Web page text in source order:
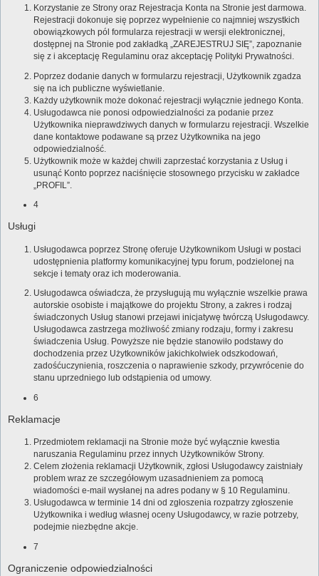
Korzystanie ze Strony oraz Rejestracja Konta na Stronie jest darmowa.
Rejestracji dokonuje się poprzez wypełnienie co najmniej wszystkich
obowiązkowych pól formularza rejestracji w wersji elektronicznej,
dostępnej na Stronie pod zakładką „ZAREJESTRUJ SIĘ”, zapoznanie
się z i akceptację Regulaminu oraz akceptację Polityki Prywatności.
Poprzez dodanie danych w formularzu rejestracji, Użytkownik zgadza
się na ich publiczne wyświetlanie.
Każdy użytkownik może dokonać rejestracji wyłącznie jednego Konta.
Usługodawca nie ponosi odpowiedzialności za podanie przez
Użytkownika nieprawdziwych danych w formularzu rejestracji. Wszelkie
dane kontaktowe podawane są przez Użytkownika na jego
odpowiedzialność.
Użytkownik może w każdej chwili zaprzestać korzystania z Usług i
usunąć Konto poprzez naciśnięcie stosownego przycisku w zakładce
„PROFIL”.
4
Usługi
Usługodawca poprzez Stronę oferuje Użytkownikom Usługi w postaci
udostępnienia platformy komunikacyjnej typu forum, podzielonej na
sekcje i tematy oraz ich moderowania.
Usługodawca oświadcza, że przysługują mu wyłącznie wszelkie prawa
autorskie osobiste i majątkowe do projektu Strony, a zakres i rodzaj
świadczonych Usług stanowi przejawi inicjatywę twórczą Usługodawcy.
Usługodawca zastrzega możliwość zmiany rodzaju, formy i zakresu
świadczenia Usług. Powyższe nie będzie stanowiło podstawy do
dochodzenia przez Użytkowników jakichkolwiek odszkodowań,
zadośćuczynienia, roszczenia o naprawienie szkody, przywrócenie do
stanu uprzedniego lub odstąpienia od umowy.
6
Reklamacje
Przedmiotem reklamacji na Stronie może być wyłącznie kwestia
naruszania Regulaminu przez innych Użytkowników Strony.
Celem złożenia reklamacji Użytkownik, zgłosi Usługodawcy zaistniały
problem wraz ze szczegółowym uzasadnieniem za pomocą
wiadomości e-mail wysłanej na adres podany w § 10 Regulaminu.
Usługodawca w terminie 14 dni od zgłoszenia rozpatrzy zgłoszenie
Użytkownika i według własnej oceny Usługodawcy, w razie potrzeby,
podejmie niezbędne akcje.
7
Ograniczenie odpowiedzialności